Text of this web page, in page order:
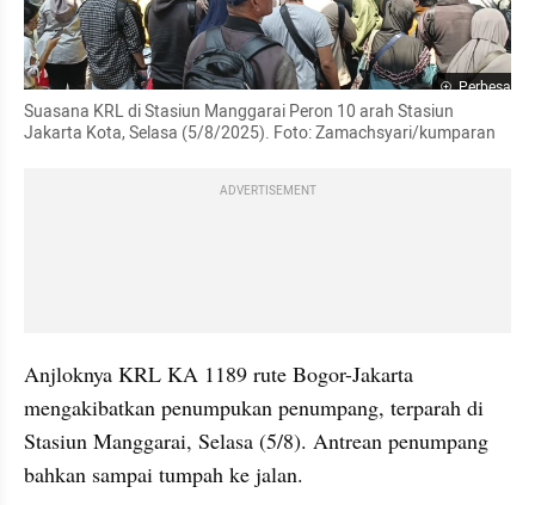
Perbesar
Suasana KRL di Stasiun Manggarai Peron 10 arah Stasiun
Jakarta Kota, Selasa (5/8/2025). Foto: Zamachsyari/kumparan
ADVERTISEMENT
Anjloknya KRL KA 1189 rute Bogor-Jakarta
mengakibatkan penumpukan penumpang, terparah di
Stasiun Manggarai, Selasa (5/8). Antrean penumpang
bahkan sampai tumpah ke jalan.